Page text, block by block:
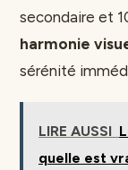
secondaire et
harmonie
sérénité
LIRE AUSSI
quelle est